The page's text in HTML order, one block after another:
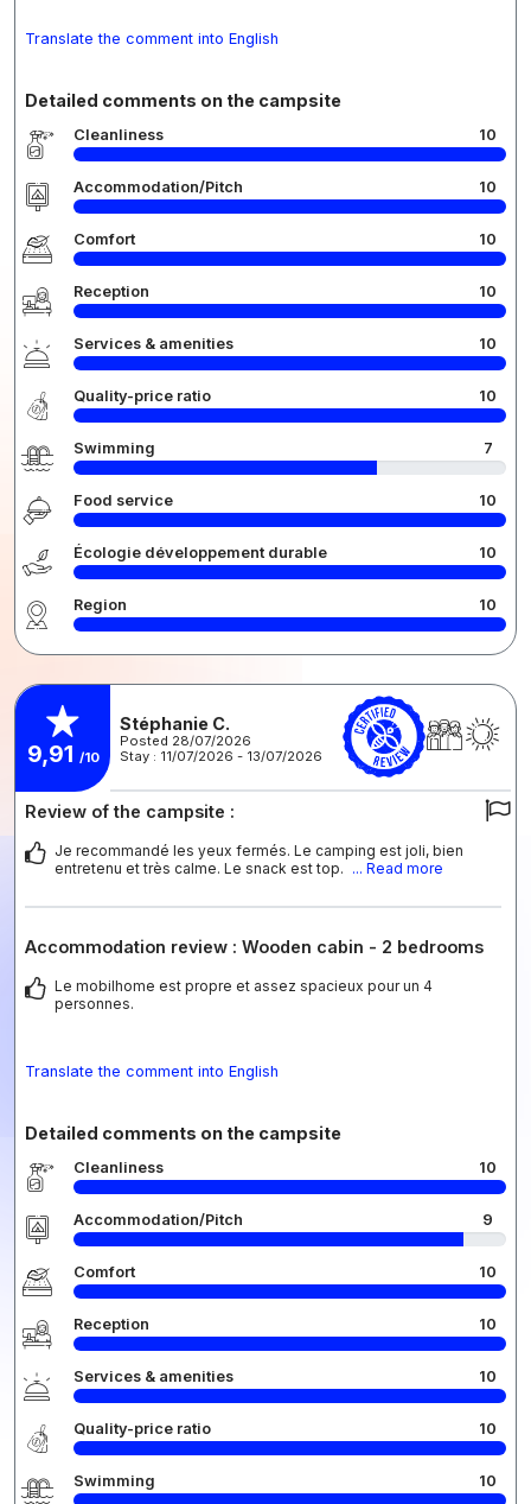
Translate the comment into English
Detailed comments on the campsite
Cleanliness 10
Accommodation/Pitch 10
Comfort 10
Reception 10
Services & amenities 10
Quality-price ratio 10
Swimming 7
Food service 10
Écologie développement durable 10
Region 10
9,91 /10
Stéphanie C.
Posted 28/07/2026
Stay : 11/07/2026 - 13/07/2026
Review of the campsite :
Je recommandé les yeux fermés. Le camping est joli, bien
entretenu et très calme. Le snack est top. ... Read more
Accommodation review : Wooden cabin - 2 bedrooms
Le mobilhome est propre et assez spacieux pour un 4
personnes.
Translate the comment into English
Detailed comments on the campsite
Cleanliness 10
Accommodation/Pitch 9
Comfort 10
Reception 10
Services & amenities 10
Quality-price ratio 10
Swimming 10